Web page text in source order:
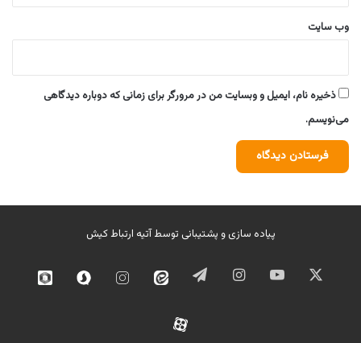
وب‌ سایت
ذخیره نام، ایمیل و وبسایت من در مرورگر برای زمانی که دوباره دیدگاهی
می‌نویسم.
پیاده سازی و پشتیبانی توسطآتیه ارتباط کیش
ایکس یوتیوب اینستاگرامتلگرام ایتا
اینستاگرامسروش